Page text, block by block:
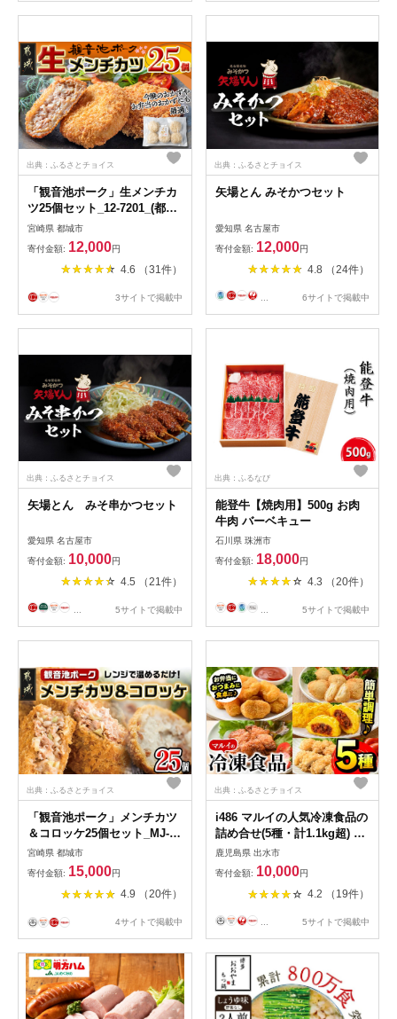
出典：ふるさとチョイス
「観音池ポーク」生メンチカ
ツ25個セット_12-7201_(都城
市) 豚メンチカツ 5個入り×5
パック 計25個 豚ミンチカツ
溢れ出す肉汁 お手軽調理 お
かず お弁当 晩ご飯にも 加工
宮崎県 都城市
寄付金額: 12,000円
4.6 （31件）
3サイトで掲載中
出典：ふるさとチョイス
矢場とん みそかつセット
愛知県 名古屋市
寄付金額: 12,000円
4.8 （24件）
6サイトで掲載中
出典：ふるさとチョイス
矢場とん みそ串かつセット
愛知県 名古屋市
寄付金額: 10,000円
4.5 （21件）
5サイトで掲載中
出典：ふるなび
能登牛【焼肉用】500g お肉
牛肉 バーベキュー
石川県 珠洲市
寄付金額: 18,000円
4.3 （20件）
5サイトで掲載中
出典：ふるさとチョイス
「観音池ポーク」メンチカツ
＆コロッケ25個セット_MJ-
7205_(都城市) レンチン お弁
当 おかず 総菜 カンタン調理
観音池ポーク メンチカツ コ
ロッケ メンチカツ5個入り×3
ック 都城産
宮崎県 都城市
寄付金額: 15,000円
4.9 （20件）
4サイトで掲載中
出典：ふるさとチョイス
i486 マルイの人気冷凍食品の
詰め合せ(5種・計1.1kg超) 冷
凍食品 冷凍 冷食 レンチン お
かず チキン南蛮 オムレツ 甘
酢 唐揚げ ナゲット ササミ フ
ライ チーズ レンジ お弁当 夕
食 簡単調理 国産 お手軽 【マ
ルイ食品】
鹿児島県 出水市
寄付金額: 10,000円
4.2 （19件）
... 5サイトで掲載中